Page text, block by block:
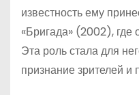
известность ему
«Бригада» (2002), где
Эта роль стала для
признание зрителей